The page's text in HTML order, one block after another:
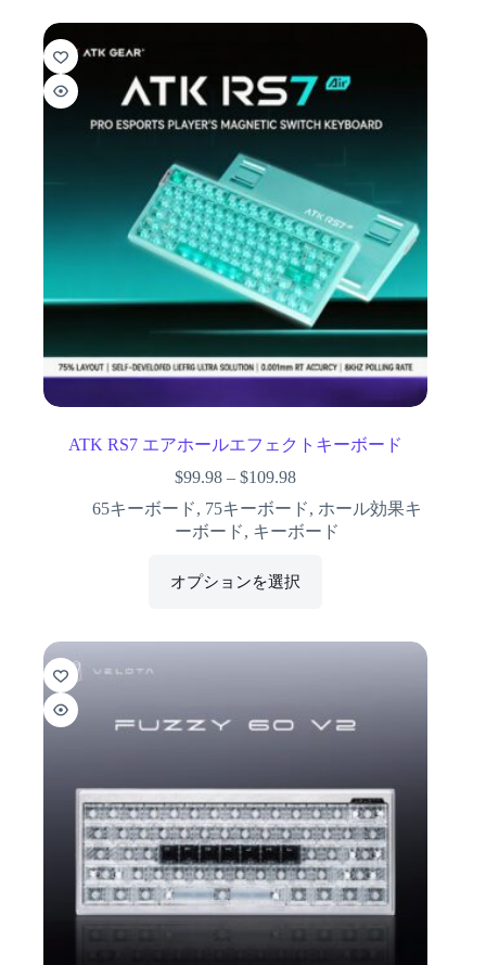
ATK RS7 エアホールエフェクトキーボード
$99.98 –$109.98
65キーボード, 75キーボード,ホール効果キ
ーボード, キーボード
オプションを選択